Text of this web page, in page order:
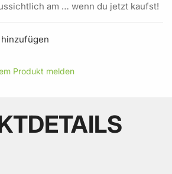
am … wenn du jetzt kaufst!
Produkt melden